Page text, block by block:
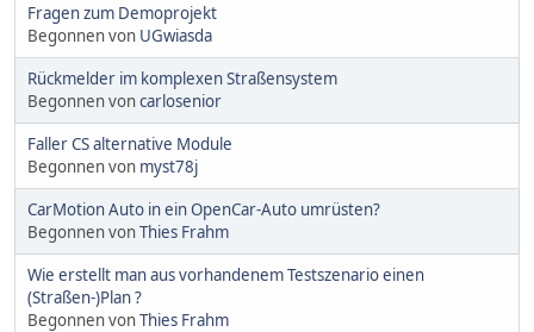
Fragen zum Demoprojekt
Begonnen von UGwiasda
Rückmelder im komplexen Straßensystem
Begonnen voncarlosenior
Faller CS alternative Module
Begonnen von myst78j
CarMotion Auto in ein OpenCar-Auto umrüsten?
Begonnen vonThies Frahm
Wie erstellt man aus vorhandenem Testszenario einen
(Straßen-)Plan ?
Begonnen vonThies Frahm